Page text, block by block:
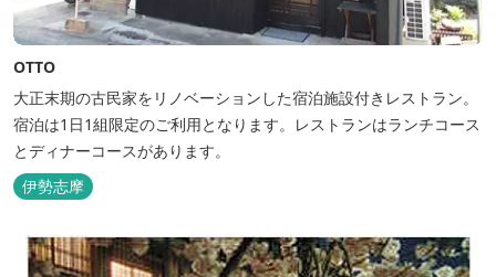
OTTO
大正末期の古民家をリノベーションした宿泊施設付きレストラン。
宿泊は1日1組限定のご利用となります。レストランはランチコース
とディナーコースがあります。
伊勢志摩